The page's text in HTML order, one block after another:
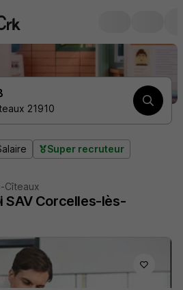
21910
Super recruteur
Cîteaux
SAV Corcelles-lès-